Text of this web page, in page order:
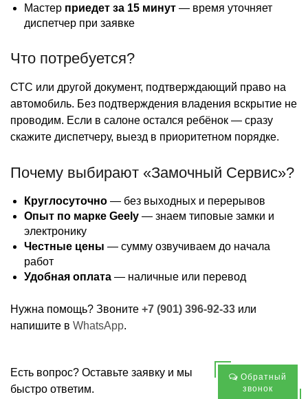
Мастер приедет за 15 минут — время уточняет
диспетчер при заявке
Что потребуется?
СТС или другой документ, подтверждающий право на
автомобиль. Без подтверждения владения вскрытие не
проводим. Если в салоне остался ребёнок — сразу
скажите диспетчеру, выезд в приоритетном порядке.
Почему выбирают «Замочный Сервис»?
Круглосуточно — без выходных и перерывов
Опыт по марке Geely — знаем типовые замки и
электронику
Честные цены — сумму озвучиваем до начала
работ
Удобная оплата — наличные или перевод
Нужна помощь? Звоните +7 (901) 396-92-33 или
напишите в WhatsApp.
Есть вопрос? Оставьте заявку и мы
быстро ответим.
Обратный
звонок